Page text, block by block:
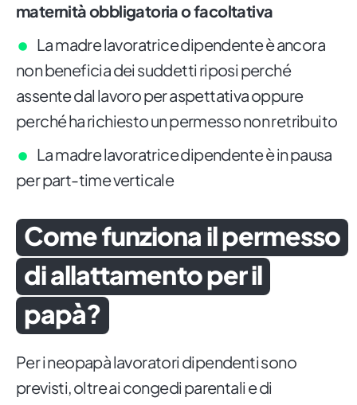
maternità obbligatoria o facoltativa
La madre lavoratrice dipendente è ancora
non beneficia dei suddetti riposi perché
assente dal lavoro per aspettativa oppure
perché ha richiesto un permesso non retribuito
La madre lavoratrice dipendente è in pausa
per part-time verticale
Come funziona il permesso
di allattamento per il
papà?
Per i neopapà lavoratori dipendenti sono
previsti, oltre ai congedi parentali e di